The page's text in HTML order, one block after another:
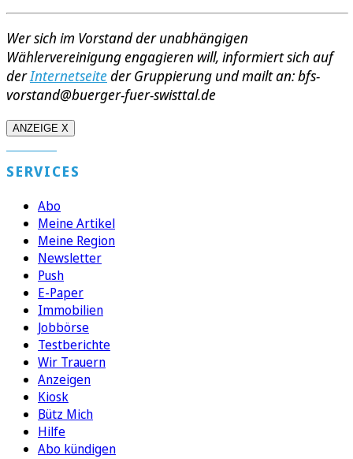
Wer sich im Vorstand der unabhängigen
Wählervereinigung engagieren will, informiert sich auf
derInternetseite der Gruppierung und mailt an: bfs-
vorstand@buerger-fuer-swisttal.de
ANZEIGE X
SERVICES
Abo
Meine Artikel
Meine Region
Newsletter
Push
E-Paper
Immobilien
Jobbörse
Testberichte
Wir Trauern
Anzeigen
Kiosk
Bütz Mich
Hilfe
Abo kündigen